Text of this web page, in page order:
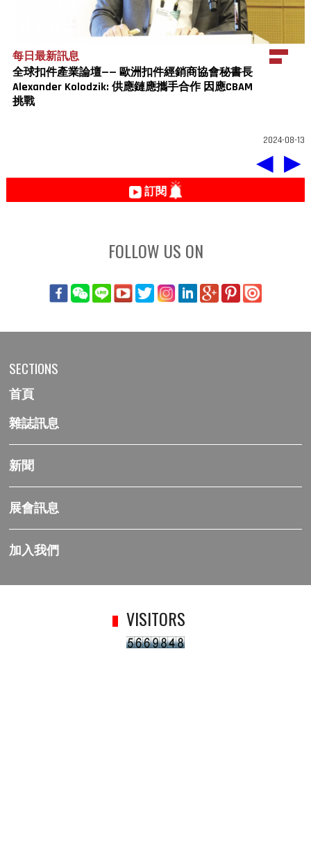
每日最新訊息
全球扣件產業論壇—— 歐洲扣件經銷商協會秘書長
Alexander Kolodzik: 供應鏈應攜手合作 因應CBAM
挑戰
2024-08-13
◀ ▶
訂閱
FOLLOW US ON
SECTIONS
首頁
雜誌訊息
新聞
展會訊息
加入我們
VISITORS